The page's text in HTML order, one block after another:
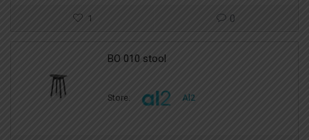
1 0
BO 010 stool
Store: Al2